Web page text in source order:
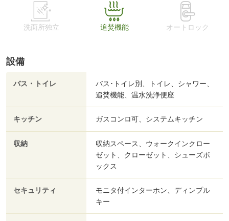
洗面所独立 追焚機能 オートロック
設備
バス・トイレ
バス･トイレ別、トイレ、シャワー、
追焚機能、温水洗浄便座
キッチン ガスコンロ可、システムキッチン
収納
収納スペース、ウォークインクロー
ゼット、クローゼット、シューズボ
ックス
セキュリティ
モニタ付インターホン、ディンプル
キー